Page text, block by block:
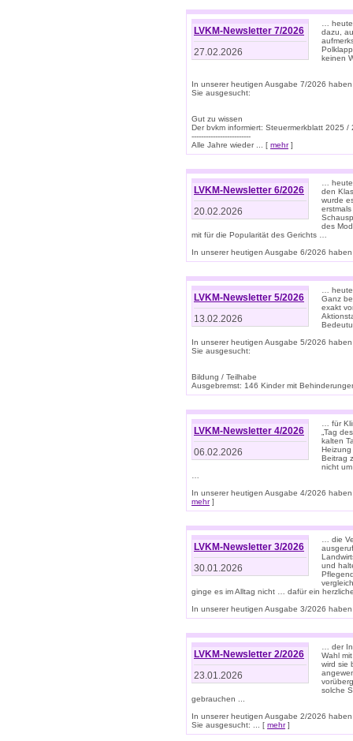
LVKM-Newsletter 7/2026
27.02.2026
…
dazu,
keinen
In unserer heutigen Ausgabe 7/2026
Sie ausgesucht:
Gut zu wissen
Der bvkm informiert: Steuermerkblatt 2025 /
-------------------------
Alle Jahre wieder ... [ mehr]
LVKM-Newsletter 6/2026
20.02.2026
…
den
wurde
des
mit für die Popularität des Gerichts …
In unserer heutigen Ausgabe 6/2026
LVKM-Newsletter 5/2026
13.02.2026
…
Ganz
exakt
In unserer heutigen Ausgabe 5/2026
Sie ausgesucht:
Bildung / Teilhabe
Ausgebremst: 146 Kinder mit
LVKM-Newsletter 4/2026
06.02.2026
… für
„Tag
kalten
Beitrag
nicht
In unserer heutigen Ausgabe 4/2026
mehr]
LVKM-Newsletter 3/2026
30.01.2026
… die
und
ginge es im Alltag nicht … dafür ein
In unserer heutigen Ausgabe 3/2026
LVKM-Newsletter 2/2026
23.01.2026
… der
Wahl
wird sie
solche
gebrauchen ...
In unserer heutigen Ausgabe 2/2026
Sie ausgesucht: ... [ mehr]